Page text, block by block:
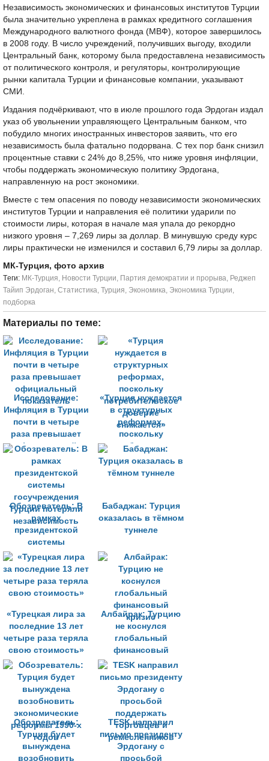
Независимость экономических и финансовых институтов Турции
была значительно укреплена в рамках кредитного соглашения
Международного валютного фонда (МВФ), которое завершилось
в 2008 году. В число учреждений, получивших выгоду, входили
Центральный банк, которому была предоставлена независимость
от политического контроля, и регуляторы, контролирующие
рынки капитала Турции и финансовые компании, указывают
СМИ.
Издания подчёркивают, что в июле прошлого года Эрдоган издал
указ об увольнении управляющего Центральным банком, что
побудило многих иностранных инвесторов заявить, что его
независимость была фатально подорвана. С тех пор банк снизил
процентные ставки с 24% до 8,25%, что ниже уровня инфляции,
чтобы поддержать экономическую политику Эрдогана,
направленную на рост экономики.
Вместе с тем опасения по поводу независимости экономических
институтов Турции и направления её политики ударили по
стоимости лиры, которая в начале мая упала до рекордно
низкого уровня – 7,269 лиры за доллар. В минувшую среду курс
лиры практически не изменился и составил 6,79 лиры за доллар.
МК-Турция, фото архив
Tеги: МК-Турция, Новости Турции, Партия демократии и прорыва, Реджеп
Тайип Эрдоган, Статистика, Турция, Экономика, Экономика Турции,
подборка
Материалы по теме:
Исследование:
Инфляция в Турции
почти в четыре
раза превышает
официальный
показатель
«Турция нуждается
в структурных
реформах,
поскольку
потребительское
доверие
снижается»
Обозреватель: В
рамках
президентской
системы
госучреждения
Турции потеряли
независимость
Бабаджан: Турция
оказалась в тёмном
туннеле
«Турецкая лира за
последние 13 лет
четыре раза теряла
свою стоимость»
Албайрак: Турцию
не коснулся
глобальный
финансовый
кризис
Обозреватель:
Турция будет
вынуждена
возобновить
TESK направил
письмо президенту
Эрдогану с
просьбой